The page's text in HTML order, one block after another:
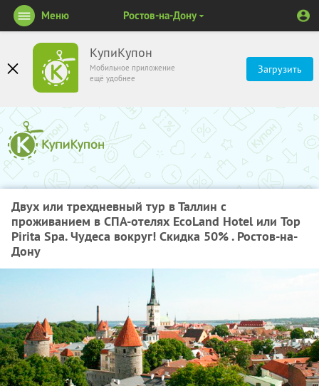
КупиКупон
Мобильное приложение
ещё удобнее
Загрузить
Меню Ростов-на-Дону
Двух или трехдневный тур в Таллин с
проживанием в СПА-отелях EcoLand Hotel или Top
Pirita Spa. Чудеса вокруг! Скидка 50% . Ростов-на-
Дону